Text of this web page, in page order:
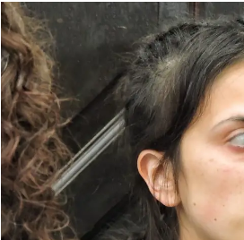
Arte y cultura
Economía y campo
Sociedad y tiempo libre